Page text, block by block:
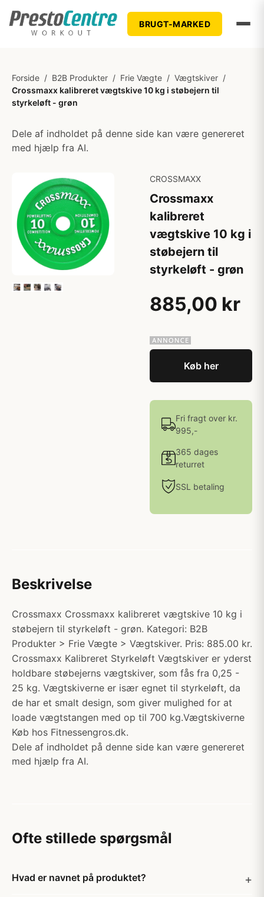
BRUGT-MARKED
Forside / B2B Produkter / Frie Vægte / Vægtskiver /
Crossmaxx kalibreret vægtskive 10 kg i støbejern til
styrkeløft - grøn
Dele af indholdet på denne side kan være genereret
med hjælp fra AI.
CROSSMAXX
Crossmaxx
kalibreret
vægtskive 10 kg i
støbejern til
styrkeløft - grøn
885,00 kr
Køb her
Fri fragt over kr.
995,-
365 dages
returret
SSL betaling
Beskrivelse
Crossmaxx Crossmaxx kalibreret vægtskive 10 kg i
støbejern til styrkeløft - grøn. Kategori: B2B
Produkter > Frie Vægte > Vægtskiver. Pris: 885.00 kr.
Crossmaxx Kalibreret Styrkeløft Vægtskiver er yderst
holdbare støbejerns vægtskiver, som fås fra 0,25 -
25 kg. Vægtskiverne er især egnet til styrkeløft, da
de har et smalt design, som giver mulighed for at
loade vægtstangen med op til 700 kg.Vægtskiverne
Køb hos Fitnessengros.dk.
Dele af indholdet på denne side kan være genereret
med hjælp fra AI.
Ofte stillede spørgsmål
Hvad er navnet på produktet?